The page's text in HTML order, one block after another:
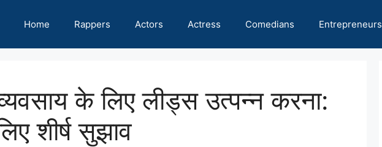
Home Rappers Actors Actress Comedians Entrepreneurs
के लिए लीड्स उत्पन्न करना:
शीर्ष सुझाव